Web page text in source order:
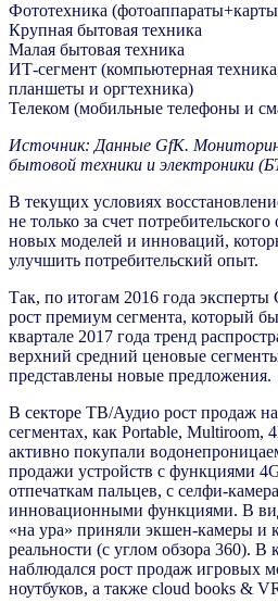
Фототехника
Крупная бытовая техника
Малая бытовая техника
ИТ-сегмент (компьютерная
планшеты и оргтехника)
Телеком (мобильные телефоны и
Источник: Данные GfK.
бытовой техники и электроники
В текущих условиях
не только за счет
новых моделей и инноваций,
улучшить потребительский опыт.
Так, по итогам 2016 года эксперты
рост премиум сегмента, который
квартале 2017 года тренд
верхний средний ценовые
представлены новые предложения.
В секторе ТВ/Аудио рост продаж
сегментах, как Portable, Multiroom,
активно покупали
продажи устройств с функциями
отпечаткам пальцев, с селфи-
инновационными функциями. В
«на ура» приняли экшен-камеры и
реальности (с углом обзора 360).
наблюдался рост продаж игровых
ноутбуков, а также cloud books &